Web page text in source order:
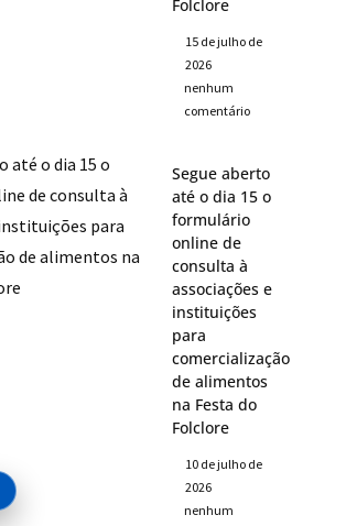
Folclore
15 de julho de
2026
nenhum
comentário
Segue aberto
até o dia 15 o
formulário
online de
consulta à
associações e
instituições
para
comercialização
de alimentos
na Festa do
Folclore
10 de julho de
2026
nenhum